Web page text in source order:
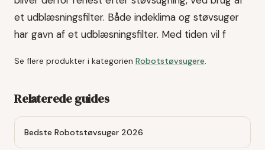
et udblæsningsfilter. Både indeklima og støvsuger
har gavn af et udblæsningsfilter. Med tiden vil f
Se flere produkter i kategorien Robotstøvsugere.
Relaterede guides
Bedste Robotstøvsuger 2026